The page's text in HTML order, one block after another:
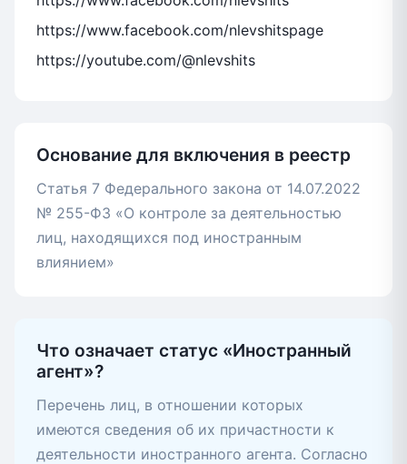
https://www.facebook.com/nlevshitspage
https://youtube.com/@nlevshits
Основание для включения в реестр
Статья 7 Федерального закона от 14.07.2022
№ 255-ФЗ «О контроле за деятельностью
лиц, находящихся под иностранным
влиянием»
Что означает статус «Иностранный
агент»?
Перечень лиц, в отношении которых
имеются сведения об их причастности к
деятельности иностранного агента. Согласно